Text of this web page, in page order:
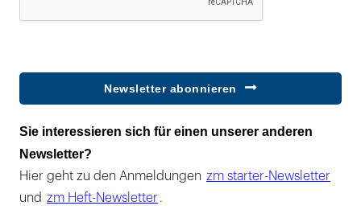
Newsletter abonnieren
Sie interessieren sich für einen unserer anderen
Newsletter?
Hier geht zu den Anmeldungen zm starter-Newsletter
und zm Heft-Newsletter .